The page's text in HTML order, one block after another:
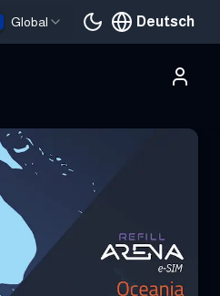
Global Deutsch
Aktuelle Sprache